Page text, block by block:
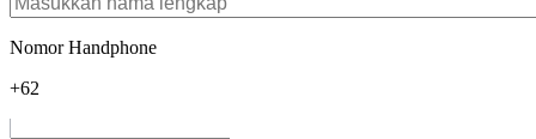
Nomor Handphone
+62